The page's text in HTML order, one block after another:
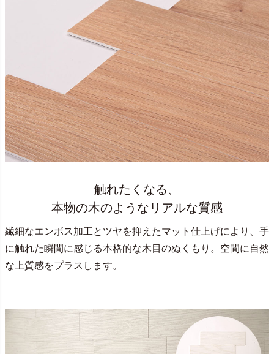
触れたくなる、
本物の木のようなリアルな質感
繊細なエンボス加工とツヤを抑えたマット仕上げにより、手
に触れた瞬間に感じる本格的な木目のぬくもり。空間に自然
な上質感をプラスします。